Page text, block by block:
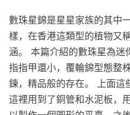
數珠星錦是星星家族的其中
樣，在香港這類型的植物又
涵。 本篇介紹的數珠星為迷
指指甲還小，覆輪錦型態整
鍊，精品般的存在。 上面這
這裡用到了銅管和水泥板，